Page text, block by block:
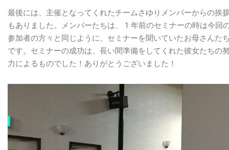
最後には、主催となってくれたチームさゆりメンバーからの挨
もありました。メンバーたちは、 1 年前のセミナーの時は今回
参加者の方々と同じように、セミナーを聞いていたお母さんた
です。セミナーの成功は、長い間準備をしてくれた彼女たちの
力によるものでした！ありがとうございました！